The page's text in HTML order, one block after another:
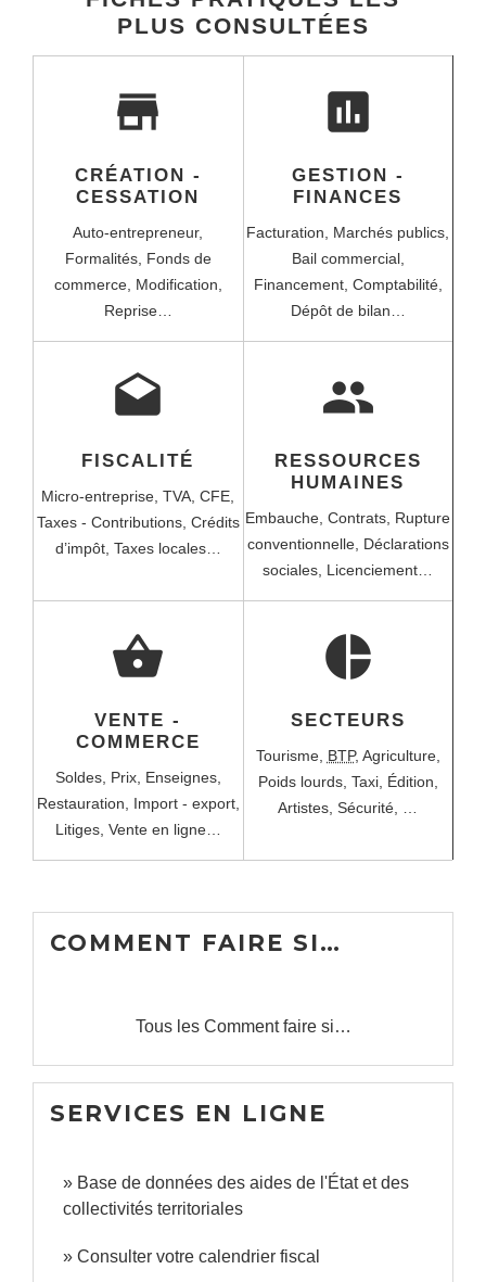
PLUS CONSULTÉES
store
CRÉATION -
CESSATION
Auto-entrepreneur,
Formalités, Fonds de
commerce, Modification,
Reprise…
assessment
GESTION -
FINANCES
Facturation, Marchés publics,
Bail commercial,
Financement, Comptabilité,
Dépôt de bilan…
drafts
FISCALITÉ
Micro-entreprise,TVA,CFE,
Taxes - Contributions, Crédits
d’impôt, Taxes locales…
people
RESSOURCES
HUMAINES
Embauche,Contrats, Rupture
conventionnelle, Déclarations
sociales, Licenciement…
shopping_basket
VENTE -
COMMERCE
Soldes, Prix, Enseignes,
Restauration, Import - export,
Litiges, Vente en ligne…
pie_chart
SECTEURS
Tourisme, BTP, Agriculture,
Poids lourds, Taxi, Édition,
Artistes,Sécurité, …
COMMENT FAIRE SI…
Tous les Comment faire si…
SERVICES EN LIGNE
Base de données des aides de l'État et des
collectivités territoriales
Consulter votre calendrier fiscal